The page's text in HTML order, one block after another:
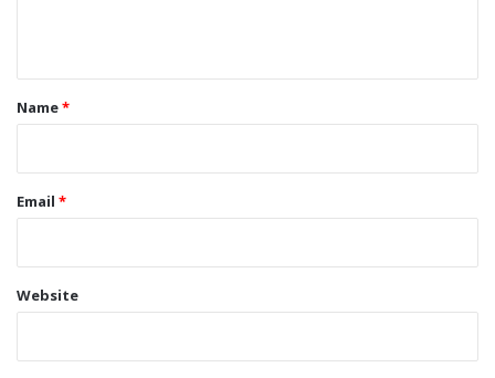
*Name*
Email *
Website